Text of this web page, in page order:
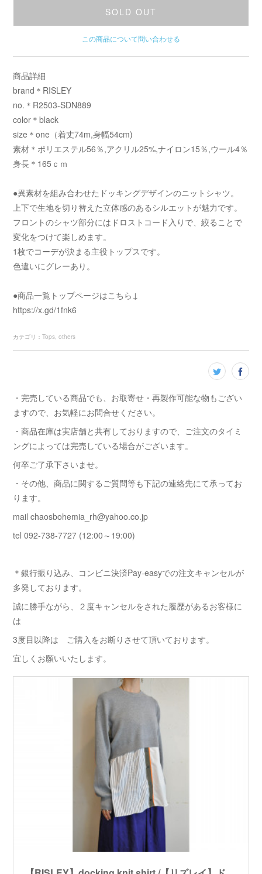
SOLD OUT
この商品について問い合わせる
商品詳細
brand＊RISLEY
no.＊R2503-SDN889
color＊black
size＊one（着丈74m,身幅54cm)
素材＊ポリエステル56％,アクリル25%,ナイロン15％,ウール4％
身長＊165ｃｍ
●異素材を組み合わせたドッキングデザインのニットシャツ。
上下で生地を切り替えた立体感のあるシルエットが魅力です。
フロントのシャツ部分にはドロストコード入りで、絞ることで
変化をつけて楽しめます。
1枚でコーデが決まる主役トップスです。
色違いにグレーあり。
●商品一覧トップページはこちら↓
https://x.gd/1fnk6
カテゴリ ：Tops others
・完売している商品でも、お取寄せ・再製作可能な物もござい
ますので、お気軽にお問合せください。
・商品在庫は実店舗と共有しておりますので、ご注文のタイミ
ングによっては完売している場合がございます。
何卒ご了承下さいませ。
・その他、商品に関するご質問等も下記の連絡先にて承ってお
ります。
mail chaosbohemia_rh@yahoo.co.jp
tel 092-738-7727 (12:00～19:00)
＊銀行振り込み、コンビニ決済Pay-easyでの注文キャンセルが
多発しております。
誠に勝手ながら、２度キャンセルをされた履歴があるお客様に
は
3度目以降は ご購入をお断りさせて頂いております。
宜しくお願いいたします。